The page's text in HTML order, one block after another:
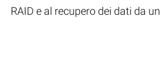
RAID e al recupero dei dati da un